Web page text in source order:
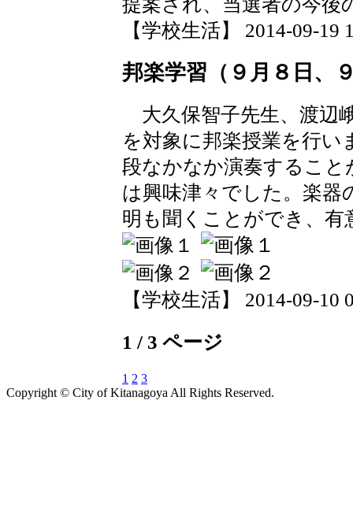
提案され、当選者の今後
【学校生活】 2014-09-19
邦楽学習（９月８日、
大久保智子先生、渡辺
を対象に邦楽授業を行い
段なかなか演奏するこ
は興味津々でした。楽器
明も聞くことができ、
【学校生活】 2014-09-10
1 / 3 ページ
1 2 3
Copyright © City of Kitanagoya All Rights Reserved.